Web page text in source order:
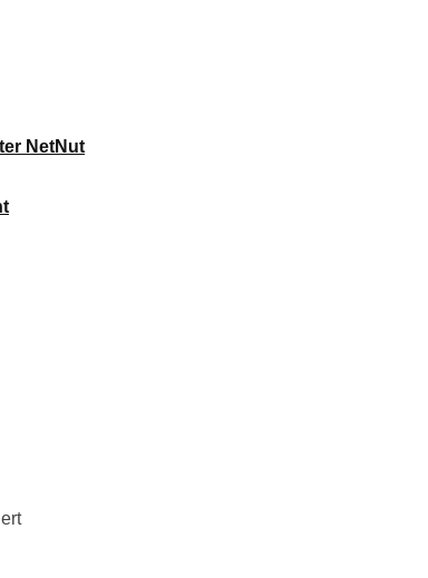
NetNut